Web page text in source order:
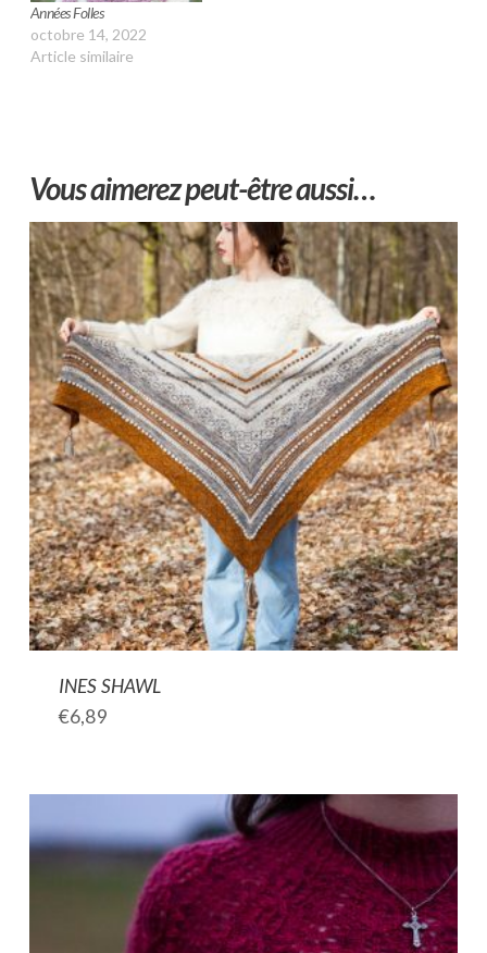
Années Folles
octobre 14, 2022
Article similaire
Vous aimerez peut-être aussi…
INES SHAWL
€6,89
variations.